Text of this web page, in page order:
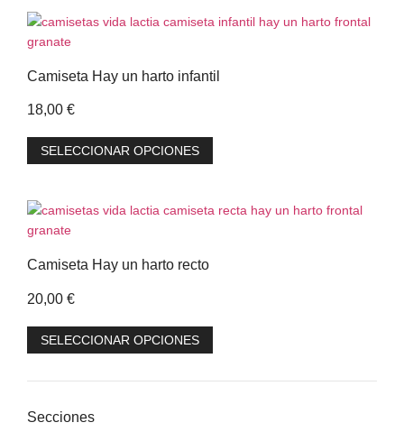
Camiseta Hay un harto infantil
18,00 €
SELECCIONAR OPCIONES
Camiseta Hay un harto recto
20,00 €
SELECCIONAR OPCIONES
Secciones